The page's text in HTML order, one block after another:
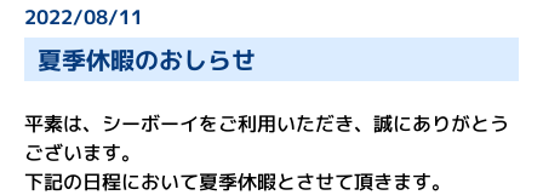
る
ク
ル
マ
2022/08/11
夏季休暇のおしらせ
平素は、シーボーイをご利用いただき、誠にありがとう
ございます。
下記の日程において夏季休暇とさせて頂きます。